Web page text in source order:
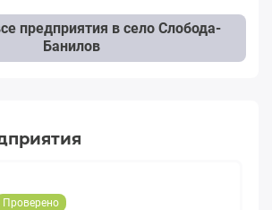
предприятия в село Слобода-
Банилов
Проверено